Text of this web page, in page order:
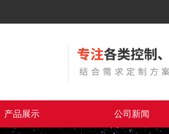
产品展示 公司新闻